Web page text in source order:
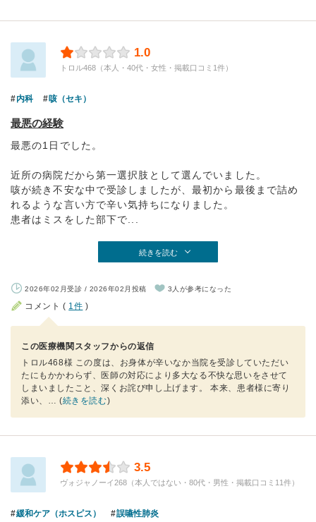
1.0
トロル468（本人・40代・女性・掲載口コミ1件）
内科 咳（セキ）
最悪の経験
最悪の1日でした。
近所の病院だから第一選択肢として選んでいました。
咳が続き不安な中で受診しましたが、最初から最後まで詰め
れるような言い方で辛い気持ちになりました。
患者はミスをした部下で...
続きを読む
2026年02月受診 / 2026年02月投稿 3人が参考になった
コメント ( 1件 )
この医療機関スタッフからの返信
トロル468様 この度は、お身体が辛いなか当院を受診していただい
たにもかかわらず、医師の対応により多大なる不快な思いをさせて
しまいましたこと、深くお詫び申し上げます。 本来、患者様に寄り
添い、 … (続きを読む)
3.5
ヴォジャノーイ268（本人ではない・80代・男性・掲載口コミ11件）
緩和ケア（ホスピス） 誤嚥性肺炎